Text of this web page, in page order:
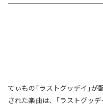
てぃもの「ラストグッデイ」
された楽曲は、「ラストグッデ